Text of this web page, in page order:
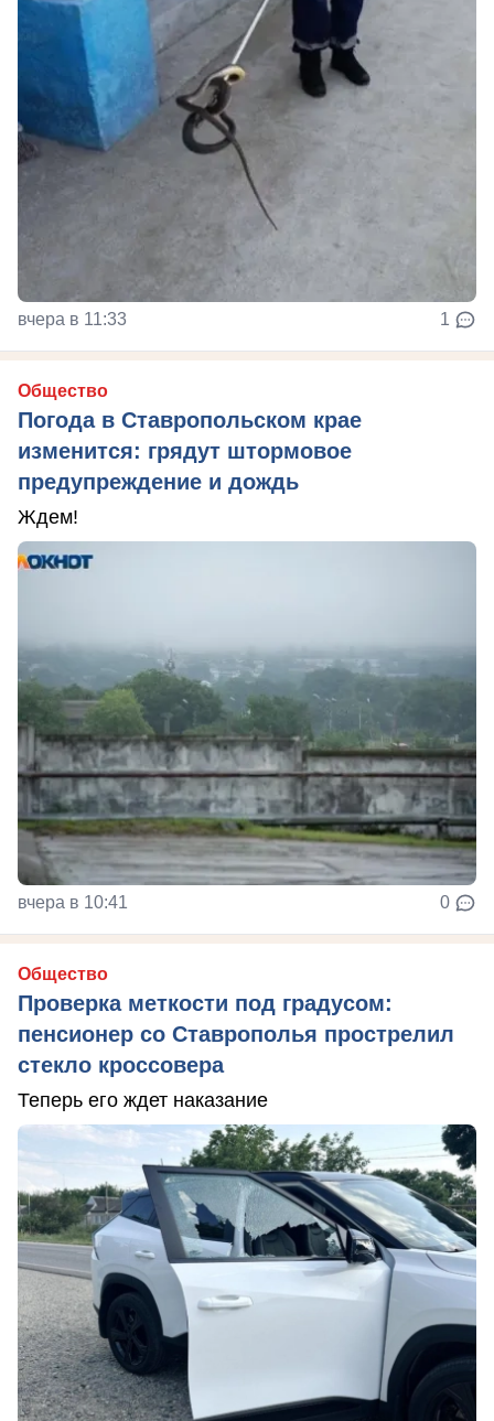
вчера в 11:33 1
Общество
Погода в Ставропольском крае
изменится: грядут штормовое
предупреждение и дождь
Ждем!
вчера в 10:41 0
Общество
Проверка меткости под градусом:
пенсионер со Ставрополья прострелил
стекло кроссовера
Теперь его ждет наказание